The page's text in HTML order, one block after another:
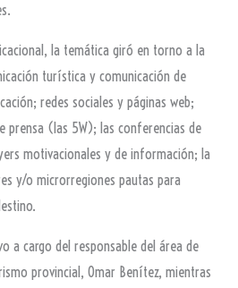
la temática giró en torno a la
turística y comunicación de
redes sociales y páginas web;
prensa (las 5W); las conferencias de
motivacionales y de información; la
y/o microrregiones pautas para
a cargo del responsable del área de
provincial, Omar Benítez, mientras